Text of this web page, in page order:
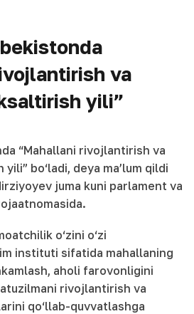
va
yili”
“Mahallani rivojlantirish va
bo‘ladi, deya ma’lum qildi
juma kuni parlament va
o‘zini o‘zi
instituti sifatida mahallaning
aholi farovonligini
rivojlantirish va
qo‘llab-quvvatlashga